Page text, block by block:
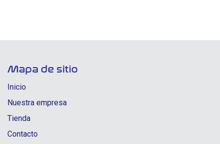
Mapa de sitio
Inicio
Nuestra empresa
Tienda
Contacto